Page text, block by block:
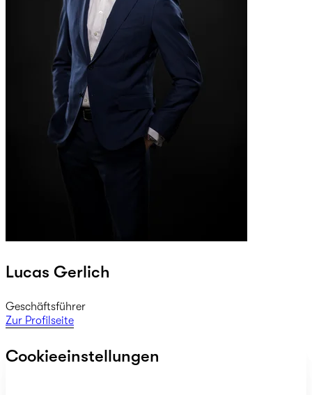
Lucas Gerlich
Geschäftsführer
Zur Profilseite
Cookieeinstellungen